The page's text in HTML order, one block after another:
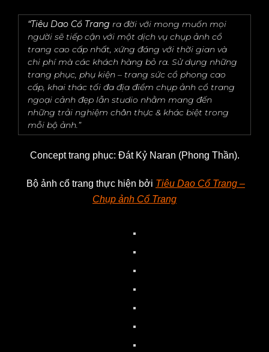
“Tiêu Dao Cổ Trang ra đời với mong muốn mọi
người sẽ tiếp cận với một dịch vụ chụp ảnh cổ
trang cao cấp nhất, xứng đáng với thời gian và
chi phí mà các khách hàng bỏ ra. Sử dụng những
trang phục, phụ kiện – trang sức cổ phong cao
cấp, khai thác tối đa địa điểm chụp ảnh cổ trang
ngoại cảnh đẹp lẫn studio nhằm mang đến
những trải nghiệm chân thực & khác biệt trong
mỗi bộ ảnh.”
Concept trang phục: Đát Kỷ Naran (Phong Thần).
Bộ ảnh cổ trang thực hiện bởi Tiêu Dao Cổ Trang –
Chụp ảnh Cổ Trang